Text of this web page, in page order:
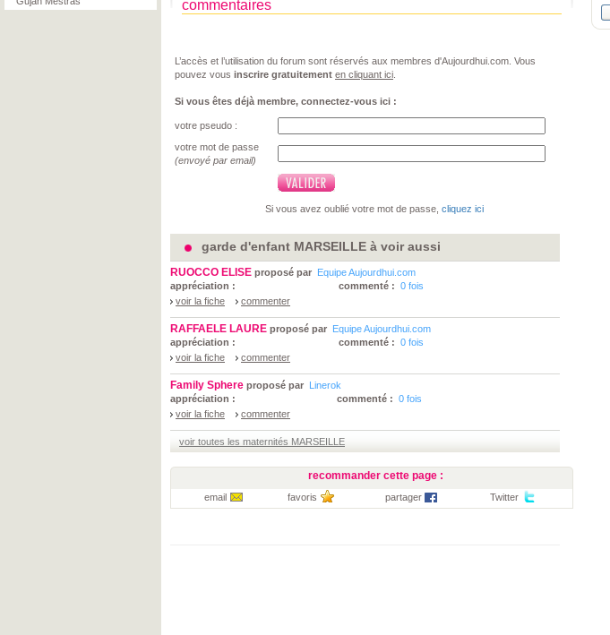
commentaires
L’accès et l’utilisation du forum sont réservés aux membres d'Aujourdhui.com. Vous
pouvez vous inscrire gratuitement en cliquant ici
Si vous êtes déjà membre, connectez-vous ici :
votre pseudo :
votre mot de passe
(envoyé par email)
Si vous avez oublié votre mot de passe, cliquez ici
garde d'enfant MARSEILLE à voir aussi
RUOCCO ELISE proposé par Equipe Aujourdhui.com
appréciation :
commenté : 0 fois
voir la fiche
commenter
RAFFAELE LAURE proposé par Equipe Aujourdhui.com
appréciation :
commenté : 0 fois
voir la fiche
commenter
Family Sphere proposé par Linerok
appréciation :
commenté : 0 fois
voir la fiche
commenter
voir toutes les maternités MARSEILLE
recommander cette page :
email favoris partager Twitter